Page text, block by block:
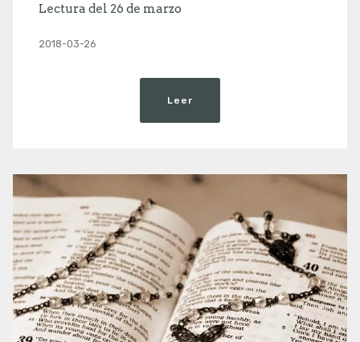
Lectura del 26 de marzo
2018-03-26
Leer